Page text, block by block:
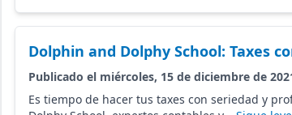
Dolphin and Dolphy School: Taxes
Publicado el miércoles, 15 de diciembre de
Es tiempo de hacer tus taxes con seriedad y